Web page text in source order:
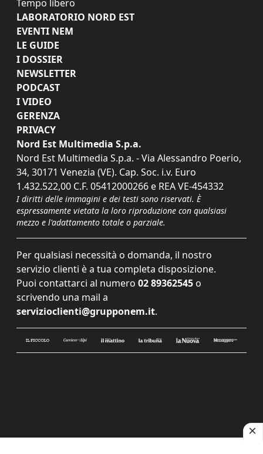
Tempo libero
LABORATORIO NORD EST
EVENTI NEM
LE GUIDE
I DOSSIER
NEWSLETTER
PODCAST
I VIDEO
GERENZA
PRIVACY
Nord Est Multimedia S.p.a.
Nord Est Multimedia S.p.a. - Via Alessandro Poerio,
34, 30171 Venezia (VE). Cap. Soc. i.v. Euro
1.432.522,00 C.F. 05412000266 e REA VE-454332
I diritti delle immagini e dei testi sono riservati. È
espressamente vietata la loro riproduzione con qualsiasi
mezzo e l'adattamento totale o parziale.
Per qualsiasi necessità o domanda, il nostro
servizio clienti è a tua completa disposizione.
Puoi contattarci al numero 02 89362545 o
scrivendo una mail a
servizioclienti@grupponem.it.